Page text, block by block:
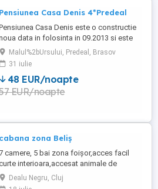
Pensiunea Casa Denis 4*Predeal
Casa Denis este o constructie
data in folosinta in 09.2013 si este
situata in Predeal pe drumul spre
Manastirea Sfantul Nicolae intr-o zona
inconjurata de padure,cu o priveliste
minunata. Aceasta va pune la dispozitie 7
duble matrimoniale si 2 camere
Malul%2bUrsului, Predeal, Brasov
31 iulie
48 EUR/noapte
EUR/noapte
cabana zona Beliș
camere, 5 bai zona foișor,acces facil
interioara,accesat animale de
companie
Dealu Negru, Cluj